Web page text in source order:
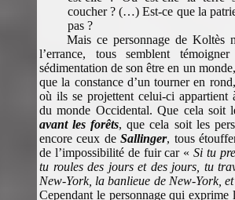
coucher ? (…) Est-ce que la
pas ?
Mais ce personnage de Koltès
l’errance, tous semblent
sédimentation de son être en un
que la constance d’un tourner en
où ils se projettent celui-ci appartient
du monde Occidental. Que cela soit
avant les forêts, que cela soit les
encore ceux deSallinger, tous
de l’impossibilité de fuir car «Si tu
tu roules des jours et des jours, tu
New-York, la banlieue de New-York,
Cependant le personnage qui exprime